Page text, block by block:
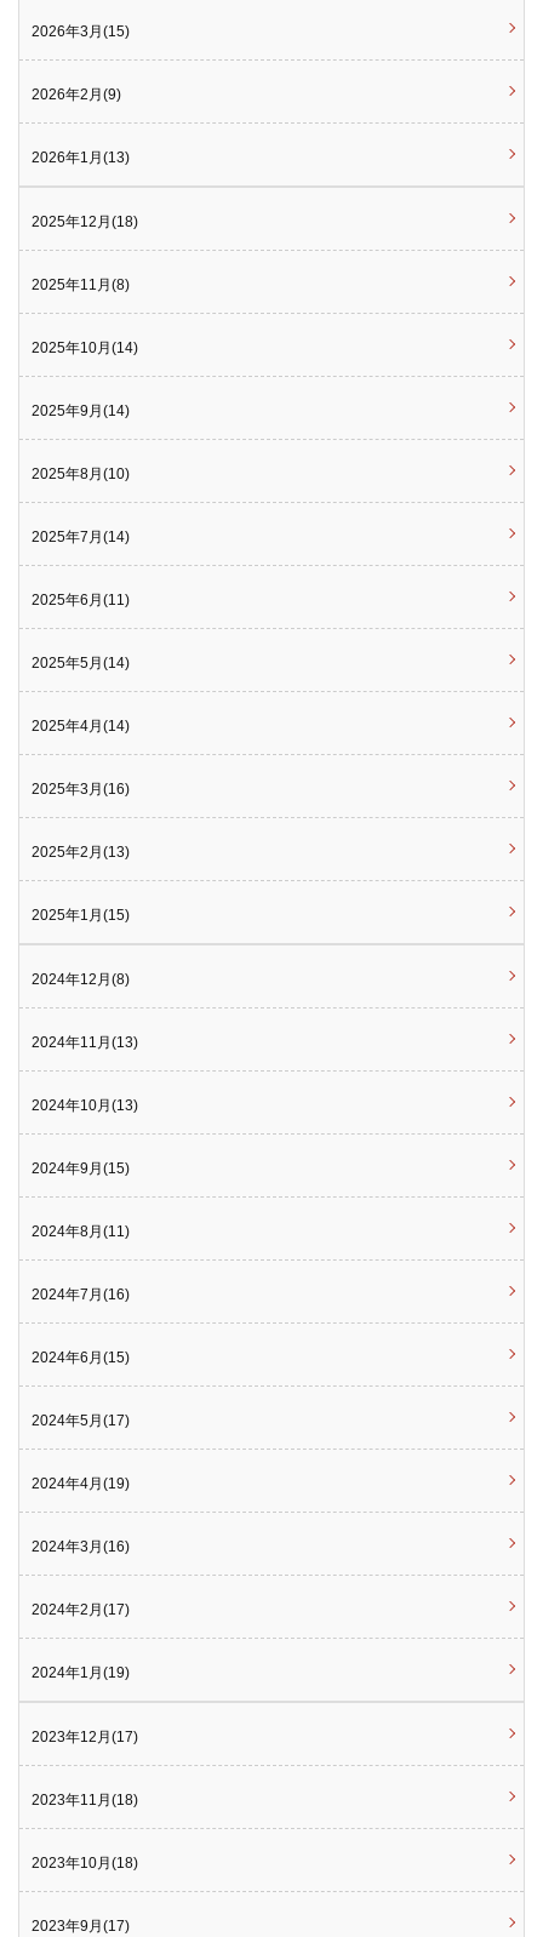
2026年3月(15)
2026年2月(9)
2026年1月(13)
2025年12月(18)
2025年11月(8)
2025年10月(14)
2025年9月(14)
2025年8月(10)
2025年7月(14)
2025年6月(11)
2025年5月(14)
2025年4月(14)
2025年3月(16)
2025年2月(13)
2025年1月(15)
2024年12月(8)
2024年11月(13)
2024年10月(13)
2024年9月(15)
2024年8月(11)
2024年7月(16)
2024年6月(15)
2024年5月(17)
2024年4月(19)
2024年3月(16)
2024年2月(17)
2024年1月(19)
2023年12月(17)
2023年11月(18)
2023年10月(18)
2023年9月(17)